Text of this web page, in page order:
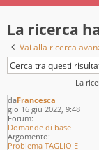
La ricerca
Vai alla ricerca
La
daFrancesca
gio 16 giu 2022, 9:48
Forum:
Domande di base
Argomento:
Problema TAGLIO E